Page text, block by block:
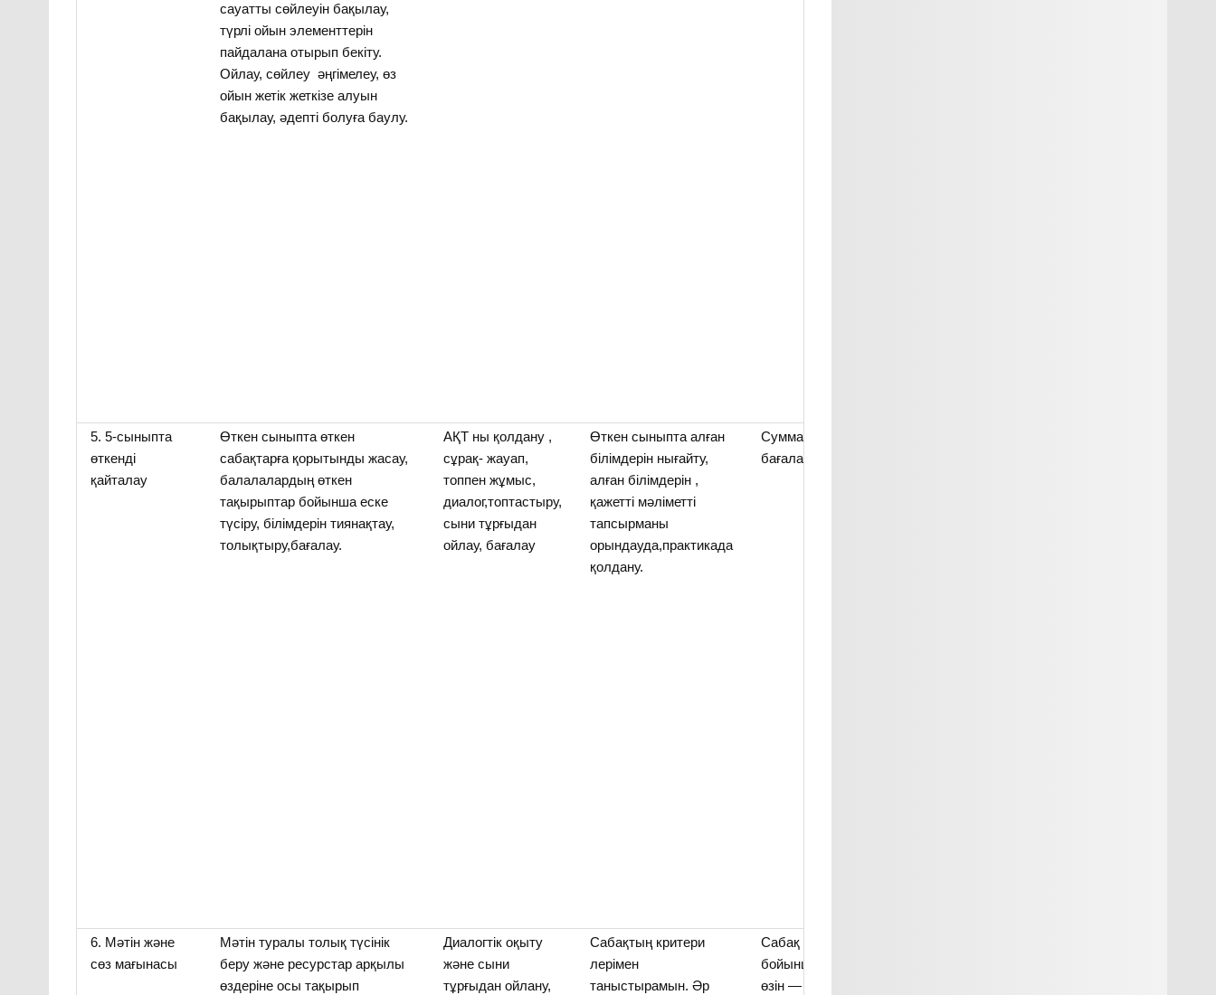
сауатты сөйлеуін бақылау,
түрлі ойын элементтерін
пайдалана отырып бекіту.
Ойлау, сөйлеу әңгімелеу, өз
ойын жетік жеткізе алуын
бақылау, әдепті болуға баулу.
5. 5-сыныпта
өткенді
қайталау
Өткен сыныпта өткен
сабақтарға қорытынды жасау,
балалалардың өткен
тақырыптар бойынша еске
түсіру, білімдерін тиянақтау,
толықтыру,бағалау.
АҚТ ны қолдану ,
сұрақ- жауап,
топпен жұмыс,
диалог,топтастыру,
сыни тұрғыдан
ойлау, бағалау
Өткен сыныпта алған
білімдерін нығайту,
алған білімдерін ,
қажетті мәліметті
тапсырманы
орындауда,практикада
қолдану.
Суммативті
бағалау
6. Мәтін және
сөз мағынасы
Мәтін туралы толық түсінік
беру және ресурстар арқылы
өздеріне осы тақырып
Диалогтік оқыту
және сыни
тұрғыдан ойлану,
Сабақтың критери
лерімен
таныстырамын. Әр
Сабақ нәтижесі
бойынша топтарға
өзін — өзі бағалау